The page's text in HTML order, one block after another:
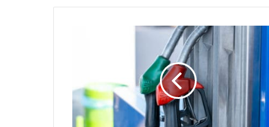
suspender
temporalmente
el
arbitrio